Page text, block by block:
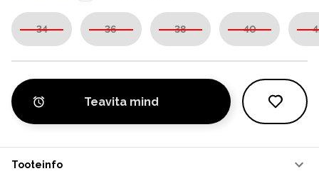
34 36 38 40
Teavita mind
Tooteinfo